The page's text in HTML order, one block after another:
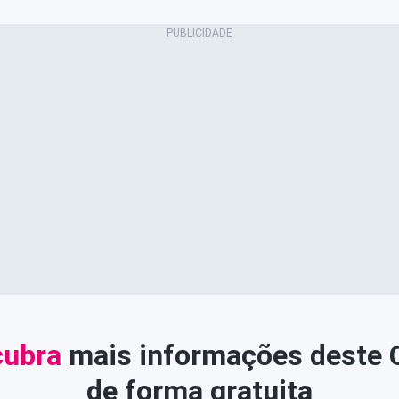
mais informações deste
de forma gratuita